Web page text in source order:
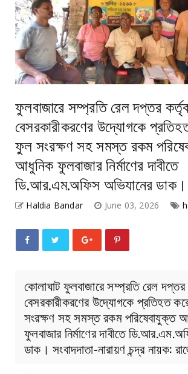
ফুলবাজারে সম্প্রতি রেল দপ্তর
বেসরকারীকরণের উদ্যোগকে
ফুল সংরক্ষণ সহ সমস্ত রকম
আধুনিক ফুলবাজার নির্মাণের দাবীতে
ডি.আর.এম.অফিস অভিযানের ডাক।
Haldia Bandar June 03, 2026
কোলাঘাট ফুলবাজারে সম্প্রতি রেল
বেসরকারীকরণের উদ্যোগকে প্রতিহত
সংরক্ষণ সহ সমস্ত রকম পরিষেবাযুক্ত
ফুলবাজার নির্মাণের দাবীতে
ডাক। সংবাদদাতা-নারায়ণ চন্দ্র নায়ক: